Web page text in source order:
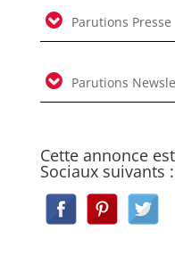
Parutions Presse
Parutions
Cette annonce
Sociaux suivants :